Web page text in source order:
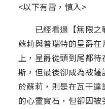
<以下有雷，慎入>
已經看過【無限之
蘇莉與普瑞特的星爵
上，星爵從頭到尾都
斯，但最後卻成為被
於蘇莉，則是在瓦干
的心靈寶石，但卻因